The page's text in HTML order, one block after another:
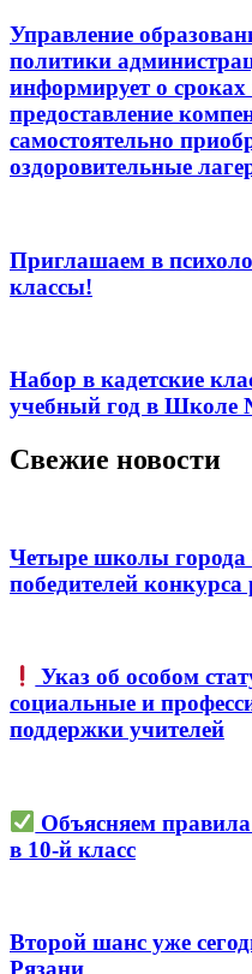
Управление
политики
информирует о
предоставление
самостоятельно
оздоровительные
Приглашаем в
классы!
Набор в кадетские
учебный год в Школе
Свежие новости
Четыре школы города
победителей
Указ об особом
социальные и
поддержки учителей
Объясняем
в 10-й класс
Второй шанс уже
Рязани